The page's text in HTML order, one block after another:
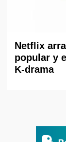
Netflix
popular y
K-drama